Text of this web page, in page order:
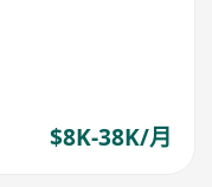
$8K-38K/月